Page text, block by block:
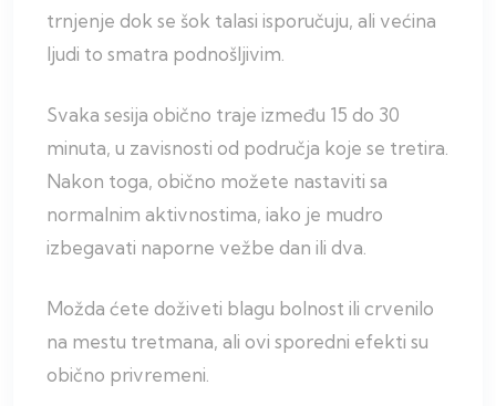
trnjenje dok se šok talasi isporučuju, ali većina
ljudi to smatra podnošljivim.
Svaka sesija obično traje između 15 do 30
minuta, u zavisnosti od područja koje se tretira.
Nakon toga, obično možete nastaviti sa
normalnim aktivnostima, iako je mudro
izbegavati naporne vežbe dan ili dva.
Možda ćete doživeti blagu bolnost ili crvenilo
na mestu tretmana, ali ovi sporedni efekti su
obično privremeni.